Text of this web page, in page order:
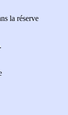
la réserve